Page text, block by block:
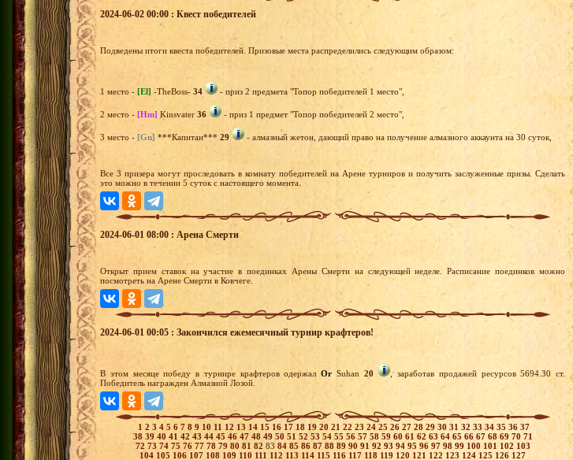
2024-06-02 00:00 : Квест победителей
Подведены итоги квеста победителей. Призовые места распределились следующим образом:
1 место - [El] -TheBoss- 34 - приз 2 предмета "Топор победителей 1 место",
2 место - [Hm] Kinsvater 36 - приз 1 предмет "Топор победителей 2 место",
3 место - [Gn] ***Капитан*** 29 - алмазный жетон, дающий право на получение алмазного аккаунта на 30 суток,
Все 3 призера могут проследовать в комнату победителей на Арене турниров и получить заслуженные призы. Сделать
это можно в течении 5 суток с настоящего момента.
2024-06-01 08:00 : Арена Смерти
Открыт прием ставок на участие в поединках Арены Смерти на следующей неделе. Расписание поединков можно
посмотреть на Арене Смерти в Ковчеге.
2024-06-01 00:05 : Закончился ежемесячный турнир крафтеров!
В этом месяце победу в турнире крафтеров одержал Or Suhan 20
, заработав продажей ресурсов 5694.30 ст.
Победитель награжден Алмазной Лозой.
1 2 3 4 5 6 7 8 9 10 11 12 13 14 15 16 17 18 19 20 21 22 23 24 25 26 27 28 29 30 31 32 33 34 35 36 37
38 3940 41 42 43 44 45 46 47 48 49 50 51 52 53 54 55 5657 58 59 60 61 62 63 64 65 66 67 6869 70 71
72 73 74 75 76 77 78 79 80 81 82 83 84 85 86 87 88 89 90 91 92 93 94 95 96 97 98 99 100 101 102 103
104 105 106 107 108 109 110 111 112 113 114 115 116 117 118 119 120 121 122 123 124 125 126 127